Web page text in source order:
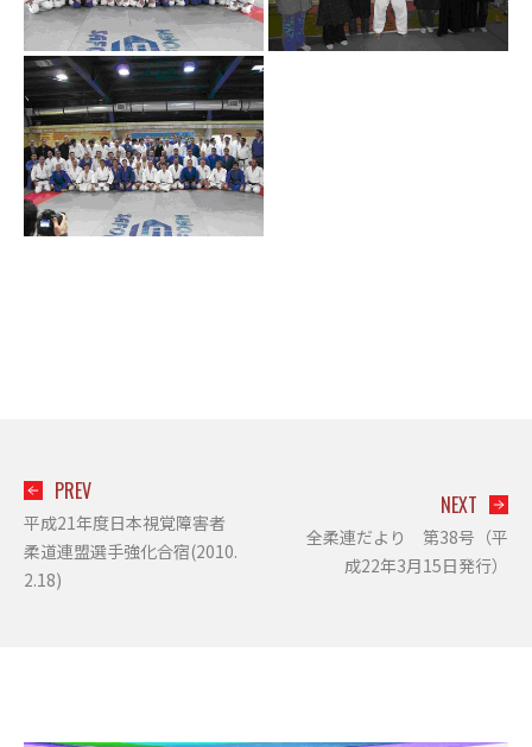
PREV
平成21年度日本視覚障害者
柔道連盟選手強化合宿(2010.
2.18)
NEXT
全柔連だより 第38号（平
成22年3月15日発行）